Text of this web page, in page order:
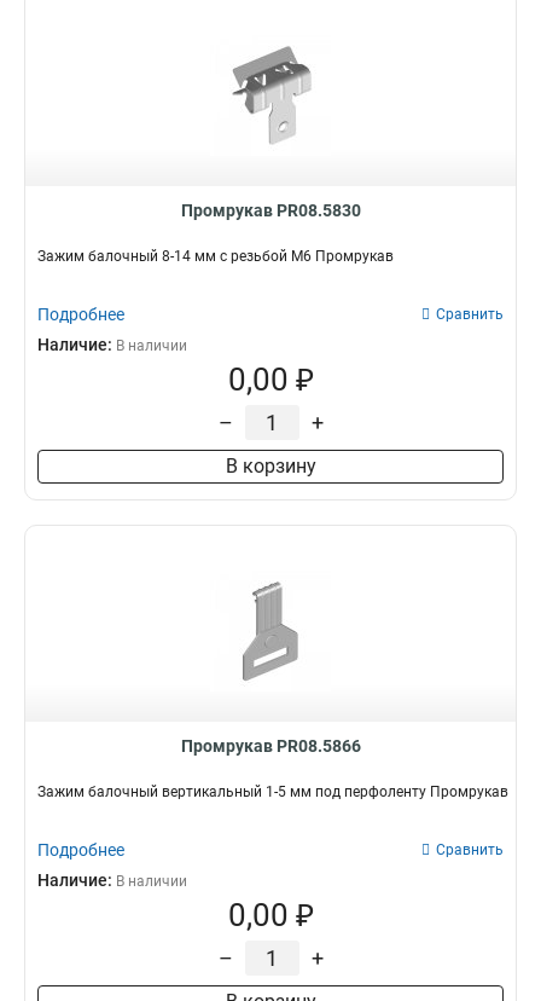
Промрукав PR08.5830
Зажим балочный 8-14 мм с резьбой М6 Промрукав
Подробнее Сравнить
Наличие: В наличии
0,00 ₽
– +
В корзину
Промрукав PR08.5866
Зажим балочный вертикальный 1-5 мм под перфоленту Промрукав
Подробнее Сравнить
Наличие: В наличии
0,00 ₽
– +